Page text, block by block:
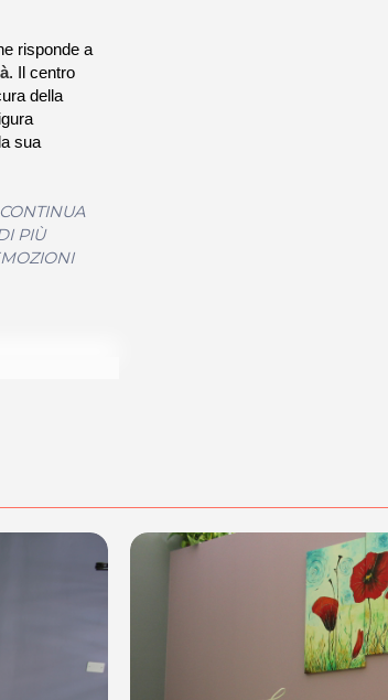
risponde a
. Il centro
della
sua
PIÙ